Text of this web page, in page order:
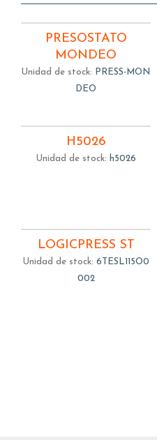
PRESOSTATO
MONDEO
Unidad de stock:
PRESS-MON
DEO
H5026
Unidad de stock: h5026
LOGICPRESS ST
Unidad de stock: 6TESL115O0
002